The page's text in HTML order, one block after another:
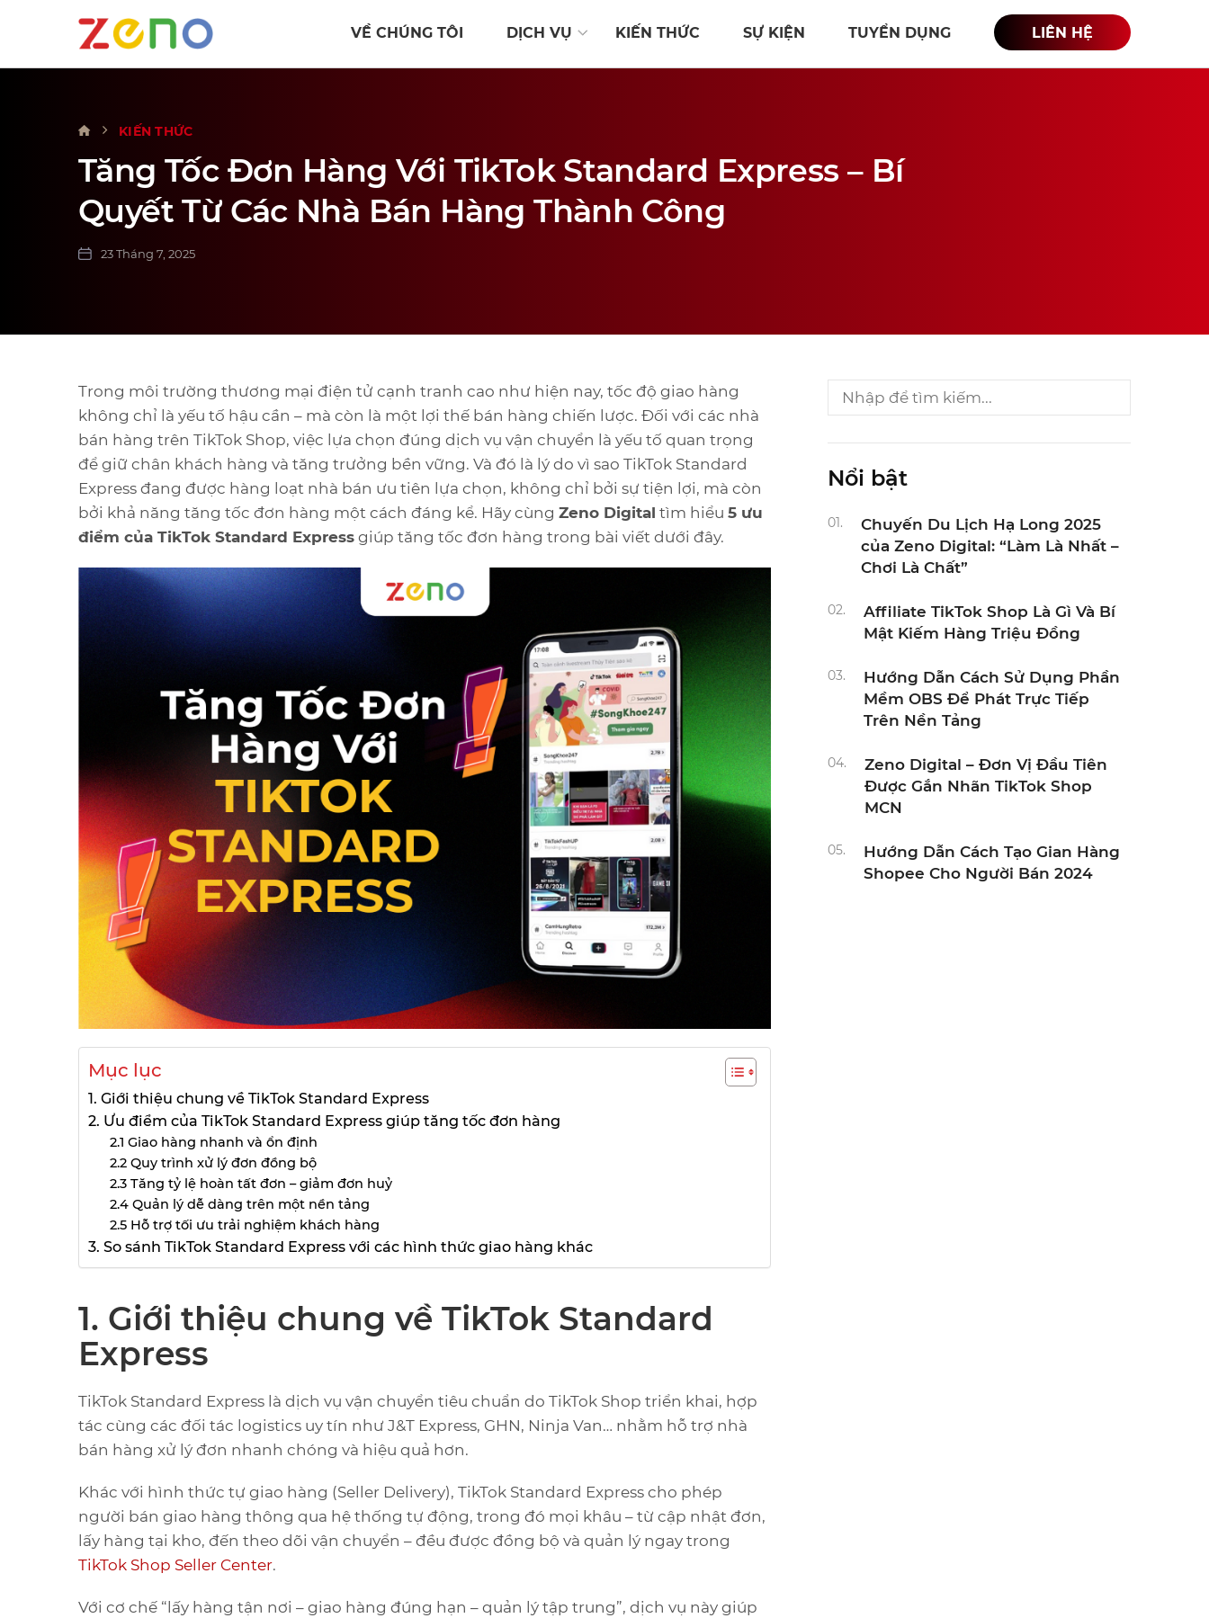
VỀ CHÚNG TÔI DỊCH VỤ KIẾN THỨC SỰ KIỆN TUYỂN DỤNG LIÊN HỆ
KIẾN THỨC
Tăng Tốc Đơn Hàng Với TikTok Standard Express – Bí
Quyết Từ Các Nhà Bán Hàng Thành Công
23 Tháng 7, 2025
Trong môi trường thương mại điện tử cạnh tranh cao như hiện nay, tốc độ giao hàng
không chỉ là yếu tố hậu cần – mà còn là một lợi thế bán hàng chiến lược. Đối với các nhà
bán hàng trên TikTok Shop, việc lựa chọn đúng dịch vụ vận chuyển là yếu tố quan trọng
để giữ chân khách hàng và tăng trưởng bền vững. Và đó là lý do vì sao TikTok Standard
Express đang được hàng loạt nhà bán ưu tiên lựa chọn, không chỉ bởi sự tiện lợi, mà còn
bởi khả năng tăng tốc đơn hàng một cách đáng kể. Hãy cùng Zeno Digital tìm hiểu 5 ưu
điểm của TikTok Standard Express giúp tăng tốc đơn hàng trong bài viết dưới đây.
Mục lục
1. Giới thiệu chung về TikTok Standard Express
2. Ưu điểm của TikTok Standard Express giúp tăng tốc đơn hàng
2.1 Giao hàng nhanh và ổn định
2.2 Quy trình xử lý đơn đồng bộ
2.3 Tăng tỷ lệ hoàn tất đơn – giảm đơn huỷ
2.4 Quản lý dễ dàng trên một nền tảng
2.5 Hỗ trợ tối ưu trải nghiệm khách hàng
3. So sánh TikTok Standard Express với các hình thức giao hàng khác
1. Giới thiệu chung về TikTok Standard
Express
TikTok Standard Express là dịch vụ vận chuyển tiêu chuẩn do TikTok Shop triển khai, hợp
tác cùng các đối tác logistics uy tín như J&T Express, GHN, Ninja Van… nhằm hỗ trợ nhà
bán hàng xử lý đơn nhanh chóng và hiệu quả hơn.
Khác với hình thức tự giao hàng (Seller Delivery), TikTok Standard Express cho phép
người bán giao hàng thông qua hệ thống tự động, trong đó mọi khâu – từ cập nhật đơn,
lấy hàng tại kho, đến theo dõi vận chuyển – đều được đồng bộ và quản lý ngay trong
TikTok Shop Seller Center.
Với cơ chế “lấy hàng tận nơi – giao hàng đúng hạn – quản lý tập trung”, dịch vụ này giúp
Nổi bật
01.
Chuyến Du Lịch Hạ Long 2025
của Zeno Digital: “Làm Là Nhất –
Chơi Là Chất”
02.
Affiliate TikTok Shop Là Gì Và Bí
Mật Kiếm Hàng Triệu Đồng
03.
Hướng Dẫn Cách Sử Dụng Phần
Mềm OBS Để Phát Trực Tiếp
Trên Nền Tảng
04.
Zeno Digital – Đơn Vị Đầu Tiên
Được Gắn Nhãn TikTok Shop
MCN
05.
Hướng Dẫn Cách Tạo Gian Hàng
Shopee Cho Người Bán 2024